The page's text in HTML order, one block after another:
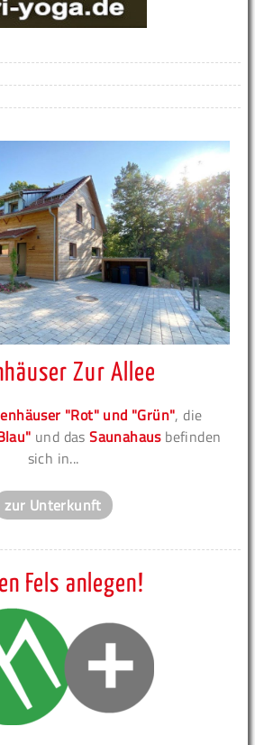
Zur Allee
"Rot" und "Grün", die
und dasSaunahausbefinden
sich in...
zur Unterkunft
Fels anlegen!